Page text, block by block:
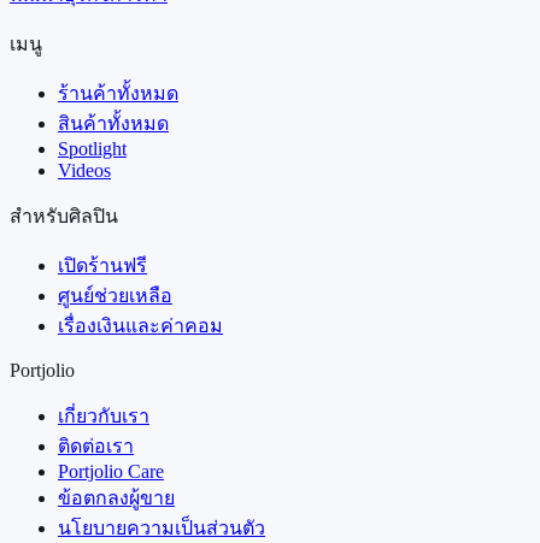
เมนู
ร้านค้าทั้งหมด
สินค้าทั้งหมด
Spotlight
Videos
สำหรับศิลปิน
เปิดร้านฟรี
ศูนย์ช่วยเหลือ
เรื่องเงินและค่าคอม
Portjolio
เกี่ยวกับเรา
ติดต่อเรา
Portjolio Care
ข้อตกลงผู้ขาย
นโยบายความเป็นส่วนตัว